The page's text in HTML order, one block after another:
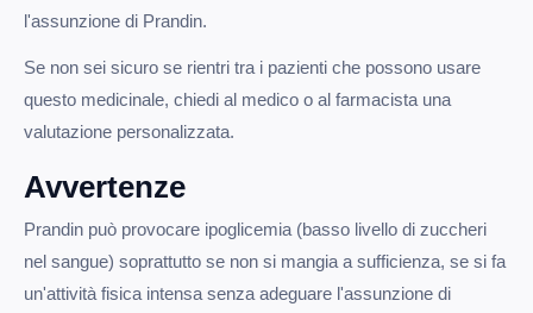
l'assunzione di Prandin.
Se non sei sicuro se rientri tra i pazienti che possono usare
questo medicinale, chiedi al medico o al farmacista una
valutazione personalizzata.
Avvertenze
Prandin può provocare ipoglicemia (basso livello di zuccheri
nel sangue) soprattutto se non si mangia a sufficienza, se si fa
un'attività fisica intensa senza adeguare l'assunzione di